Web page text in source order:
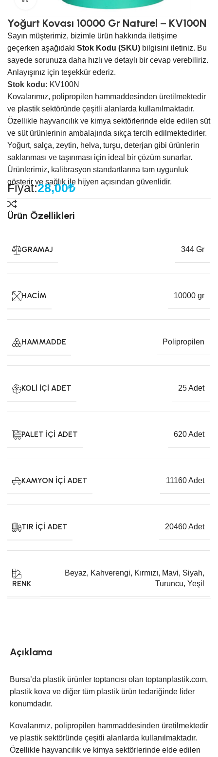
Yoğurt Kovası 10000 Gr Naturel – KV100N
Sayın müşterimiz, bizimle ürün hakkında iletişime
geçerken aşağıdaki Stok Kodu (SKU) bilgisini iletiniz. Bu
sayede sorunuza daha hızlı ve detaylı bir cevap verebiliriz.
Anlayışınız için teşekkür ederiz.
Stok kodu: KV100N
Kovalarımız, polipropilen hammaddesinden üretilmektedir
ve plastik sektöründe çeşitli alanlarda kullanılmaktadır.
Özellikle hayvancılık ve kimya sektörlerinde elde edilen süt
ve süt ürünlerinin ambalajında sıkça tercih edilmektedirler.
Yoğurt, salça, zeytin, helva, turşu, deterjan gibi ürünlerin
saklanması ve taşınması için ideal bir çözüm sunarlar.
Ürünlerimiz, kalibrasyon standartlarına tam uygunluk
gösterir ve sağlık ile hijyen açısından güvenlidir.
Fiyat:28,00₺
Ürün Özellikleri
GRAMAJ 344 Gr
HACIM 10000 gr
HAMMADDE Polipropilen
KOLI İÇI ADET 25 Adet
PALET İÇI ADET 620 Adet
KAMYON İÇI ADET 11160 Adet
TIR İÇI ADET 20460 Adet
RENK
Beyaz, Kahverengi, Kırmızı, Mavi, Siyah,
Turuncu, Yeşil
Açıklama
Bursa’da plastik ürünler toptancısı olan toptanplastik.com,
plastik kova ve diğer tüm plastik ürün tedariğinde lider
konumdadır.
Kovalarımız, polipropilen hammaddesinden üretilmektedir
ve plastik sektöründe çeşitli alanlarda kullanılmaktadır.
Özellikle hayvancılık ve kimya sektörlerinde elde edilen